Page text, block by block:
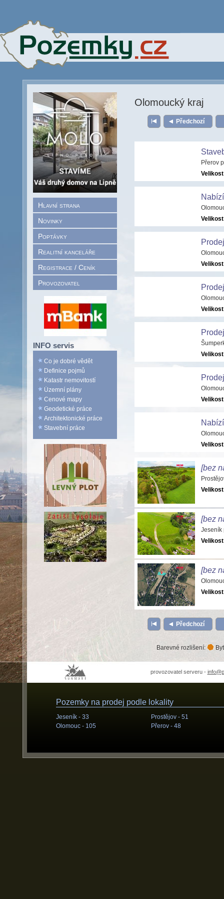
Hlavní strana
Novinky
Poptávky
Realitní kanceláře
Registrace / Ceník
Provozovatel
INFO servis
Co je dobré vědět
Definice pojmů
Katastr nemovitostí
Územní plány
Cenové mapy
Geodetické práce
Architektonické práce
Stavební práce
Olomoucký kraj
Předchozí
Přerov
[bez
[bez
Jeseník
[bez
Předchozí
Barevné rozlišení:
provozovatel serveru -
Pozemky na prodej podle lokality
Jeseník - 33
Olomouc - 105
Prostějov - 51
Přerov - 48